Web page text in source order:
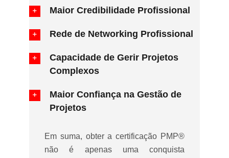
Maior Credibilidade Profissional
Rede de Networking Profissional
Capacidade de Gerir Projetos
Complexos
Maior Confiança na Gestão de
Projetos
Em suma, obter a certificação PMP®
não é apenas uma conquista